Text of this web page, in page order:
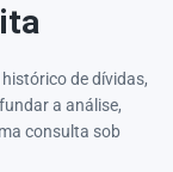
de dívidas,
a análise,
consulta sob